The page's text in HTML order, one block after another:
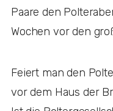
Paare den
Wochen vor den
Feiert man den
vor dem Haus der